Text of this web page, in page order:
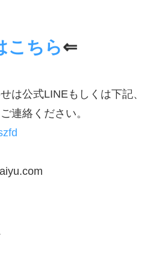
こちら⇐
は公式LINEもしくは下記、
連絡ください。